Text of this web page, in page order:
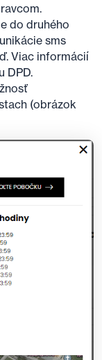
do druhého
sms
Viac informácií
DPD.
(obrázok